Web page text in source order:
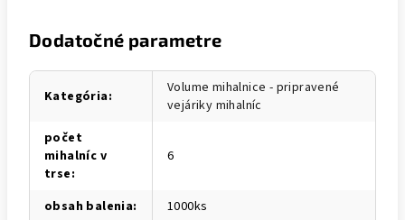
Dodatočné parametre
Kategória:
Volume mihalnice - pripravené
vejáriky mihalníc
počet
mihalníc v
trse:
6
obsah balenia:
1000ks